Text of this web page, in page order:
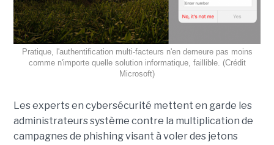
Pratique, l'authentification multi-facteurs n'en demeure pas moins
comme n'importe quelle solution informatique, faillible. (Crédit
Microsoft)
Les experts en cybersécurité mettent en garde les
administrateurs système contre la multiplication de
campagnes de phishing visant à voler des jetons